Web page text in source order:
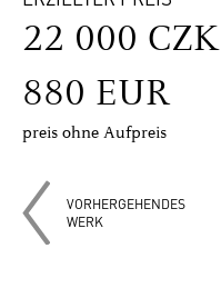
22 000 CZK
880 EUR
preis ohne Aufpreis
VORHERGEHENDES
WERK